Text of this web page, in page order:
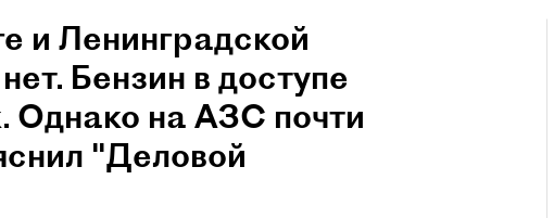
и Ленинградской
Бензин в доступе
Однако на АЗС почти
"Деловой